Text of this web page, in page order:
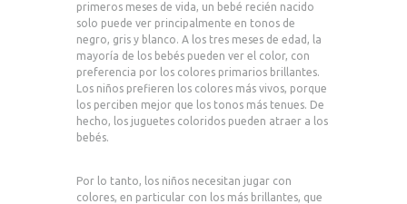
primeros meses de vida, un bebé recién nacido
solo puede ver principalmente en tonos de
negro, gris y blanco. A los tres meses de edad, la
mayoría de los bebés pueden ver el color, con
preferencia por los colores primarios brillantes.
Los niños prefieren los colores más vivos, porque
los perciben mejor que los tonos más tenues. De
hecho, los juguetes coloridos pueden atraer a los
bebés.
Por lo tanto, los niños necesitan jugar con
colores, en particular con los más brillantes, que